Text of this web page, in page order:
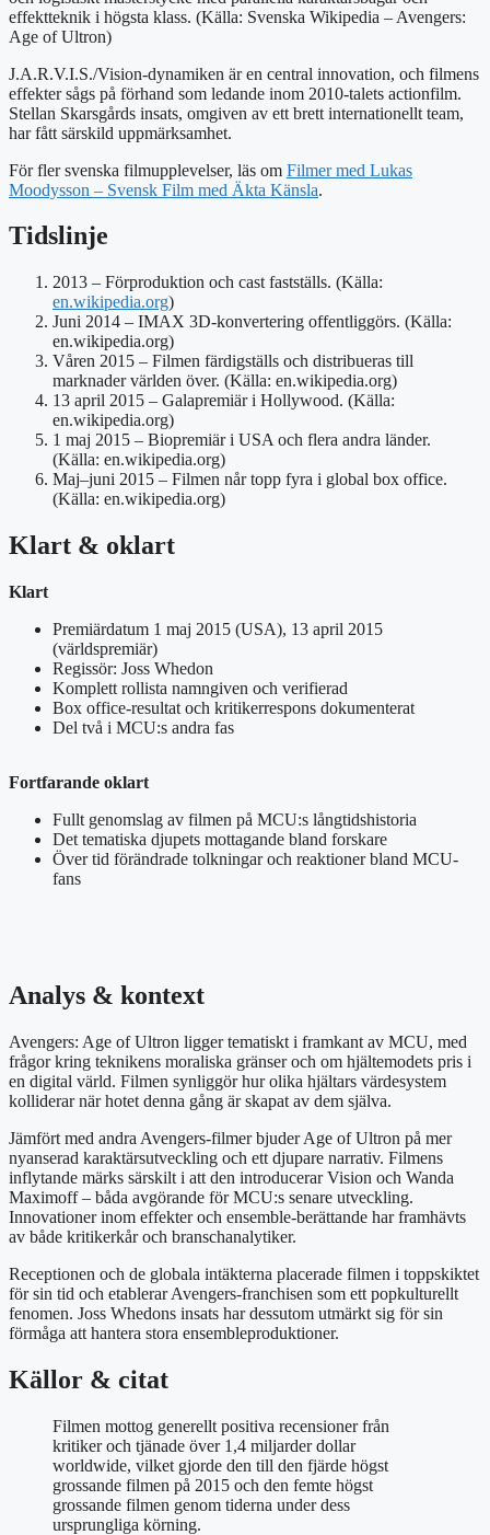
effektteknik i högsta klass. (Källa: Svenska Wikipedia – Avengers:
Age of Ultron)
J.A.R.V.I.S./Vision-dynamiken är en central innovation, och filmens
effekter sågs på förhand som ledande inom 2010-talets actionfilm.
Stellan Skarsgårds insats, omgiven av ett brett internationellt team,
har fått särskild uppmärksamhet.
För fler svenska filmupplevelser, läs om Filmer med Lukas
Moodysson – Svensk Film med Äkta Känsla.
Tidslinje
2013 – Förproduktion och cast fastställs. (Källa:
en.wikipedia.org)
Juni 2014 – IMAX 3D-konvertering offentliggörs. (Källa:
en.wikipedia.org)
Våren 2015 – Filmen färdigställs och distribueras till
marknader världen över. (Källa: en.wikipedia.org)
13 april 2015 – Galapremiär i Hollywood. (Källa:
en.wikipedia.org)
1 maj 2015 – Biopremiär i USA och flera andra länder.
(Källa: en.wikipedia.org)
Maj–juni 2015 – Filmen når topp fyra i global box office.
(Källa: en.wikipedia.org)
Klart & oklart
Klart
Premiärdatum 1 maj 2015 (USA), 13 april 2015
(världspremiär)
Regissör: Joss Whedon
Komplett rollista namngiven och verifierad
Box office-resultat och kritikerrespons dokumenterat
Del två i MCU:s andra fas
Fortfarande oklart
Fullt genomslag av filmen på MCU:s långtidshistoria
Det tematiska djupets mottagande bland forskare
Över tid förändrade tolkningar och reaktioner bland MCU-
fans
Analys & kontext
Avengers: Age of Ultron ligger tematiskt i framkant av MCU, med
frågor kring teknikens moraliska gränser och om hjältemodets pris i
en digital värld. Filmen synliggör hur olika hjältars värdesystem
kolliderar när hotet denna gång är skapat av dem själva.
Jämfört med andra Avengers-filmer bjuder Age of Ultron på mer
nyanserad karaktärsutveckling och ett djupare narrativ. Filmens
inflytande märks särskilt i att den introducerar Vision och Wanda
Maximoff – båda avgörande för MCU:s senare utveckling.
Innovationer inom effekter och ensemble-berättande har framhävts
av både kritikerkår och branschanalytiker.
Receptionen och de globala intäkterna placerade filmen i toppskiktet
för sin tid och etablerar Avengers-franchisen som ett popkulturellt
fenomen. Joss Whedons insats har dessutom utmärkt sig för sin
förmåga att hantera stora ensembleproduktioner.
Källor & citat
Filmen mottog generellt positiva recensioner från
kritiker och tjänade över 1,4 miljarder dollar
worldwide, vilket gjorde den till den fjärde högst
grossande filmen på 2015 och den femte högst
grossande filmen genom tiderna under dess
ursprungliga körning.